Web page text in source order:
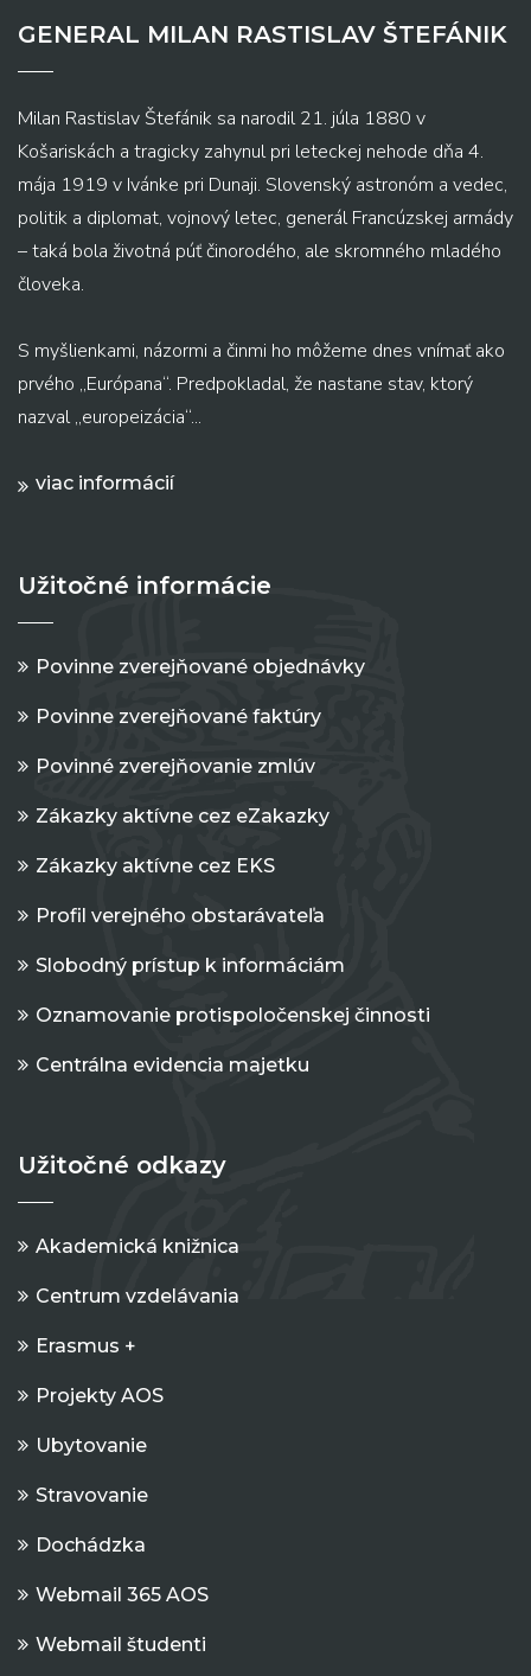
GENERAL MILAN RASTISLAV ŠTEFÁNIK
Milan Rastislav Štefánik sa narodil 21. júla 1880 v
Košariskách a tragicky zahynul pri leteckej nehode dňa 4.
mája 1919 v Ivánke pri Dunaji. Slovenský astronóm a vedec,
politik a diplomat, vojnový letec, generál Francúzskej armády
– taká bola životná púť činorodého, ale skromného mladého
človeka.
S myšlienkami, názormi a činmi ho môžeme dnes vnímať ako
prvého „Európana“. Predpokladal, že nastane stav, ktorý
nazval „europeizácia“...
viac informácií
Užitočné informácie
Povinne zverejňované objednávky
Povinne zverejňované faktúry
Povinné zverejňovanie zmlúv
Zákazky aktívne cez eZakazky
Zákazky aktívne cez EKS
Profil verejného obstarávateľa
Slobodný prístup k informáciám
Oznamovanie protispoločenskej činnosti
Centrálna evidencia majetku
Užitočné odkazy
Akademická knižnica
Centrum vzdelávania
Erasmus +
Projekty AOS
Ubytovanie
Stravovanie
Dochádzka
Webmail 365 AOS
Webmail študenti